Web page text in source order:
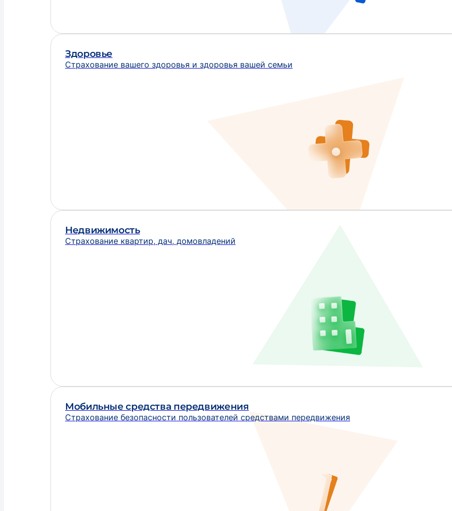
Здоровье
Страхование вашего здоровья и здоровья вашей семьи
Недвижимость
Страхование квартир, дач, домовладений
Мобильные средства передвижения
Страхование безопасности пользователей средствами передвижения